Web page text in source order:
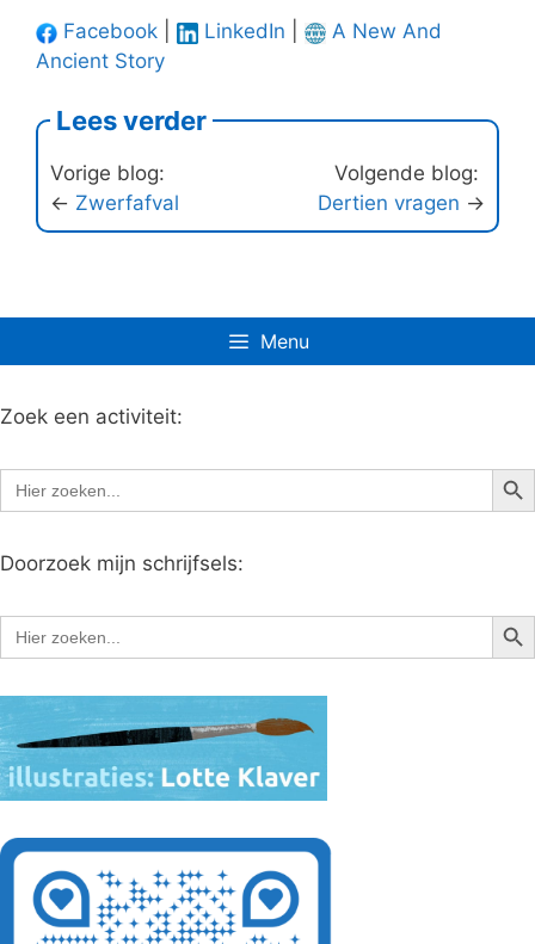
Facebook LinkedIn
A New And
Ancient Story
Lees verder
Vorige blog:
← Zwerfafval
Volgende blog:
Dertien vragen →
Menu
Zoek een activiteit:
Zoek
naar:
Doorzoek mijn schrijfsels:
Zoek
naar: